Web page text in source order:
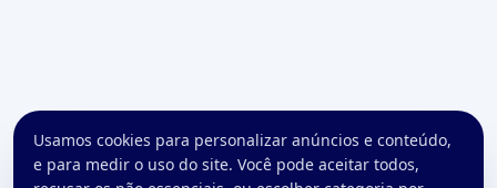
Usamos cookies para personalizar anúncios e conteúdo,
e para medir o uso do site. Você pode aceitar todos,